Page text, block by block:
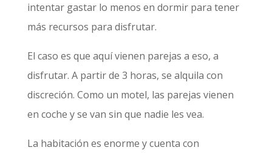
intentar gastar lo menos en dormir para tener
más recursos para disfrutar.
El caso es que aquí vienen parejas a eso, a
disfrutar. A partir de 3 horas, se alquila con
discreción. Como un motel, las parejas vienen
en coche y se van sin que nadie les vea.
La habitación es enorme y cuenta con